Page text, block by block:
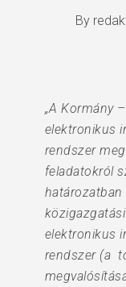
By
„A Kormány
elektronikus
rendszer
feladatokról
elektronikus
rendszer (a